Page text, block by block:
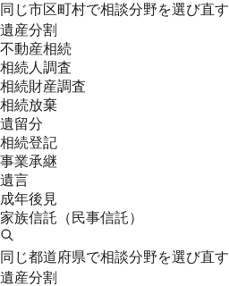
同じ市区町村で相談分野を選び直す
遺産分割
不動産相続
相続人調査
相続財産調査
相続放棄
遺留分
相続登記
事業承継
遺言
成年後見
家族信託（民事信託）
同じ都道府県で相談分野を選び直す
遺産分割